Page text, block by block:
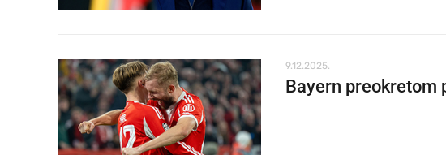
9.12.2025.
Bayern preokretom